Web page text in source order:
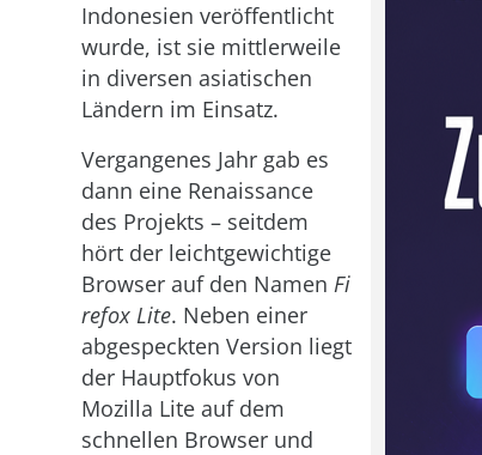
Indonesien veröffentlicht
wurde, ist sie mittlerweile
in diversen asiatischen
Ländern im Einsatz.
Vergangenes Jahr gab es
dann eine Renaissance
des Projekts – seitdem
hört der leichtgewichtige
Browser auf den Namen Fi
refox Lite. Neben einer
abgespeckten Version liegt
der Hauptfokus von
Mozilla Lite auf dem
schnellen Browser und